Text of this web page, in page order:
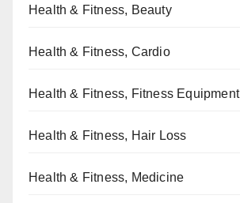
Health & Fitness, Beauty
Health & Fitness, Cardio
Health & Fitness, Fitness Equipment
Health & Fitness, Hair Loss
Health & Fitness, Medicine